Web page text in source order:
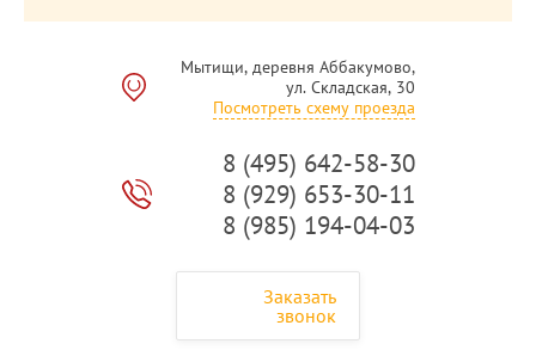
Мытищи, деревня Аббакумово,
ул. Складская, 30
Посмотреть схему проезда
8 (495) 642-58-30
8 (929) 653-30-11
8 (985) 194-04-03
Заказать
звонок